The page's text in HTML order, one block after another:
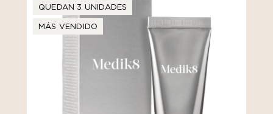
QUEDAN 3 UNIDADES
MÁS VENDIDO